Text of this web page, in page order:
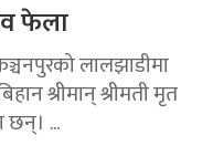
फेला
लालझाडीमा
श्रीमान् श्रीमती मृत
...